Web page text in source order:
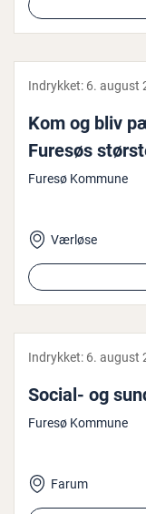
Indrykket: 6. august
Kom og bliv
Furesøs
Furesø Kommune
Værløse
Indrykket: 6. august
Social- og
Furesø Kommune
Farum